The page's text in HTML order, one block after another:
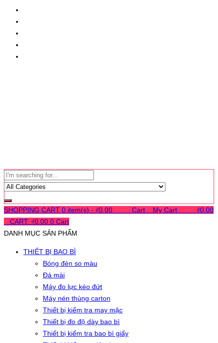
SHOPPING CART 0 item(s) - ₫0.00 Cart My Cart ₫0.00
CART: ₫0.00 0 Cart
DANH MỤC SẢN PHẨM
THIẾT BỊ BAO BÌ
Bóng đèn so màu
Đá mài
Máy đo lực kéo đứt
Máy nén thùng carton
Thiết bị kiểm tra may mặc
Thiết bị đo độ dày bao bì
Thiết bị kiểm tra bao bì giấy